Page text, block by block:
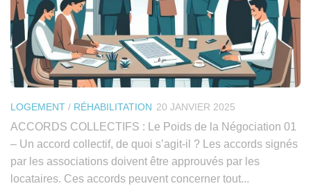
LOGEMENT / RÉHABILITATION 20 JANVIER 2025
ACCORDS COLLECTIFS : Le Poids de la Négociation 01
– Un accord collectif, de quoi s’agit-il ? Les accords signés
par les associations doivent être approuvés par les
locataires. Ces accords peuvent concerner tout...